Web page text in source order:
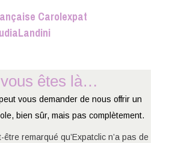
Carolexpat
êtes là…
vous demander de nous offrir un
bien sûr, mais pas complètement.
remarqué qu’Expatclic n’a pas de